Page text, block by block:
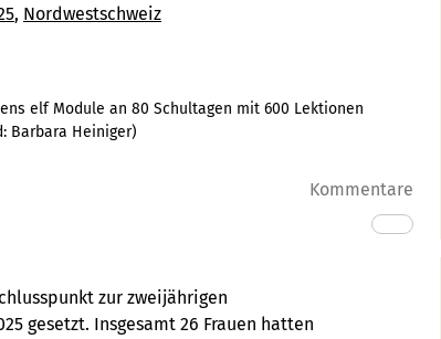
Nordwestschweiz
elf Module an 80 Schultagen mit 600 Lektionen
Barbara Heiniger)
Kommentare
zur zweijährigen
gesetzt. Insgesamt 26 Frauen hatten